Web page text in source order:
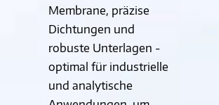
Membrane, präzise
Dichtungen und
robuste Unterlagen -
optimal für industrielle
und analytische